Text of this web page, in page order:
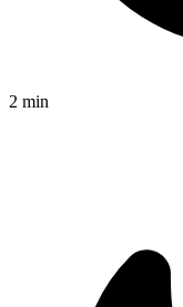
2 min